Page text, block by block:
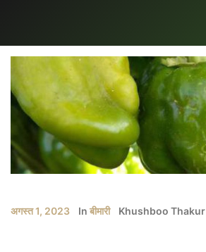
मुख्यपृष्ठ
हमारे बारे में
ब्लॉग
भागीदार
सर्वे
मौसम जानकारी
अगस्त 1, 2023 In बीमारी Khushboo Thakur